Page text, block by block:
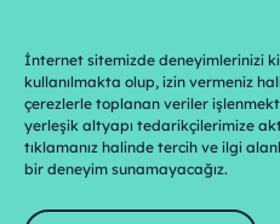
İnternet sitemizde deneyimlerinizi
kullanılmakta olup, izin vermeniz
çerezlerle toplanan veriler
yerleşik altyapı tedarikçilerimize
tıklamanız halinde tercih ve ilgi
bir deneyim sunamayacağız.